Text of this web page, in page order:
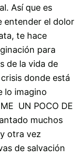
Así que es
entender el dolor
te hace
para
de la vida de
donde está
lo imagino
UN POCO DE
muchos
otra vez
de salvación